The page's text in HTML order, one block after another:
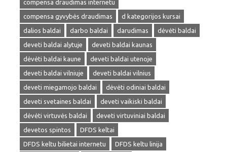
compensa draudimas internetu
compensa gyvybės draudimas
d kategorijos kursai
dalios baldai
darbo baldai darudimas
dėvėti baldai
deveti baldai alytuje
deveti baldai kaunas
dėvėti baldai kaune
deveti baldai utenoje
deveti baldai vilniuje
deveti baldai vilnius
deveti miegamojo baldai
dėvėti odiniai baldai
deveti svetaines baldai
deveti vaikiski baldai
dėvėti virtuvės baldai
deveti virtuviniai baldai
devetos spintos
DFDS keltai
DFDS keltu bilietai internetu
DFDS keltu linija